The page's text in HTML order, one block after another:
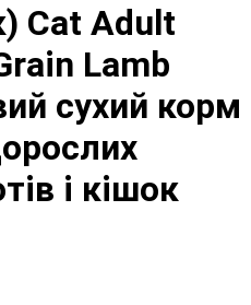
Cat Adult
Lamb
сухий корм
і кішок